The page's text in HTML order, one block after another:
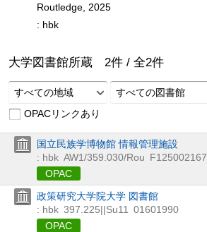
Routledge, 2025
: hbk
大学図書館所蔵 2件 / 全2件
すべての地域
すべての図書館
OPACリンクあり
国立民族学博物館 情報管理施設
: hbk AW1/359.030/Rou F125002167
OPAC
政策研究大学院大学 図書館
: hbk 397.225||Su11
01601990
OPAC